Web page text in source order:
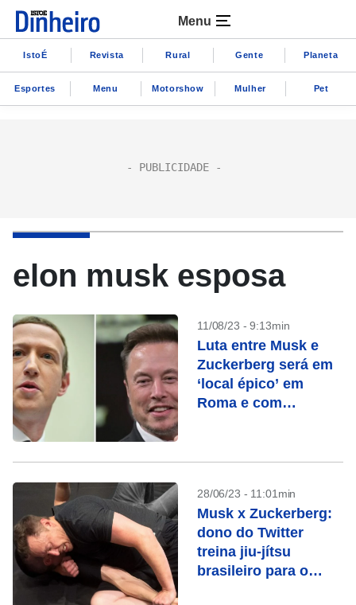
Menu
IstoÉ Revista Rural Gente Planeta
Esportes Menu Motorshow Mulher Pet
elon musk esposa
11/08/23 - 9:13min
Luta entre Musk e
Zuckerberg será em
‘local épico’ em
Roma e com
28/06/23 - 11:01min
Musk x Zuckerberg:
dono do Twitter
treina jiu-jítsu
brasileiro para o